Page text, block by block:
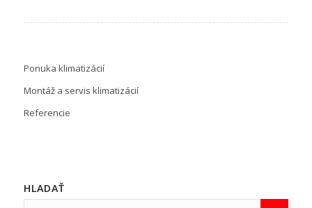
Ponuka klimatizácií
Montáž a servis klimatizácií
Referencie
HLADAŤ